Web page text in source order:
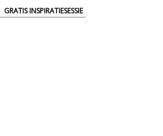
GRATIS INSPIRATIESESSIE